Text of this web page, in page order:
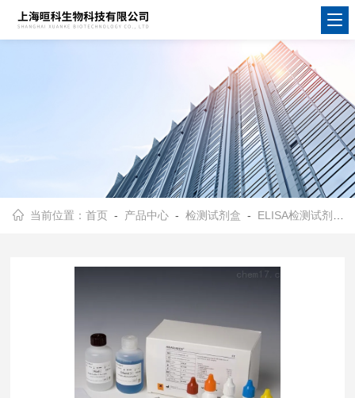
当前位置：首页 - 产品中心 -检测试剂盒 - ELISA检测试剂盒